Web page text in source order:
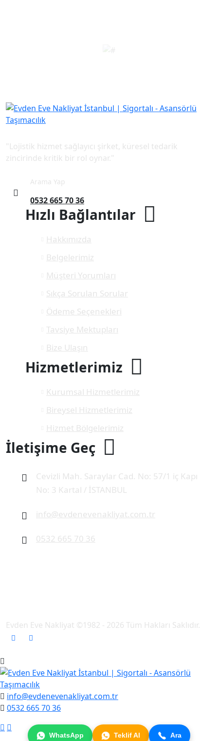
"Lojistik hizmet sağlayıcı şirket, küresel tedarik
zincirinde kritik bir rol oynar."
Arama Yap
0532 665 70 36
Hızlı Bağlantılar
Hakkımızda
Belgelerimiz
Müşteri Yorumları
Sıkça Sorulan Sorular
Ödeme Seçenekleri
Tavsiye Mektupları
Bize Ulaşın
Hizmetlerimiz
Kurumsal Hizmetlerimiz
Bireysel Hizmetlerimiz
Hizmet Bölgelerimiz
İletişime Geç
Cevizli Mah. Saraylar Cad. No: 57/1 iç Kapı
No: 3 Kartal / İSTANBUL
info@evdenevenakliyat.com.tr
0532 665 70 36
Evden Eve Nakliyat ©1982 - 2026 Tüm Hakları Saklıdır.
WhatsApp Teklif Al Ara
info@evdenevenakliyat.com.tr
0532 665 70 36